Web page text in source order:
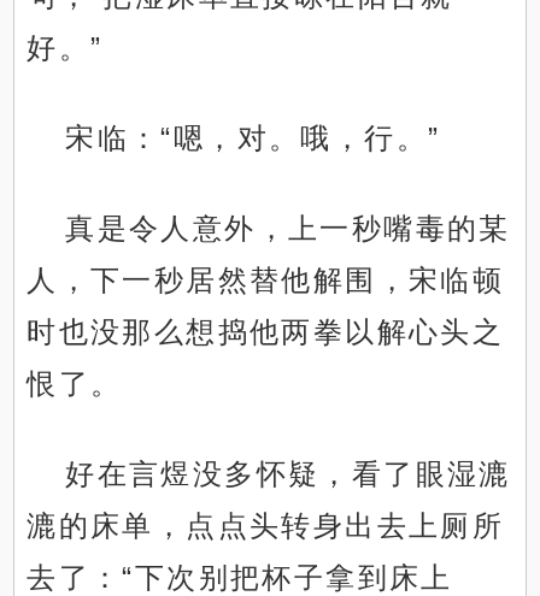
好。”
宋临：“嗯，对。哦，行。”
真是令人意外，上一秒嘴毒的某
人，下一秒居然替他解围，宋临顿
时也没那么想捣他两拳以解心头之
恨了。
好在言煜没多怀疑，看了眼湿漉
漉的床单，点点头转身出去上厕所
去了：“下次别把杯子拿到床上